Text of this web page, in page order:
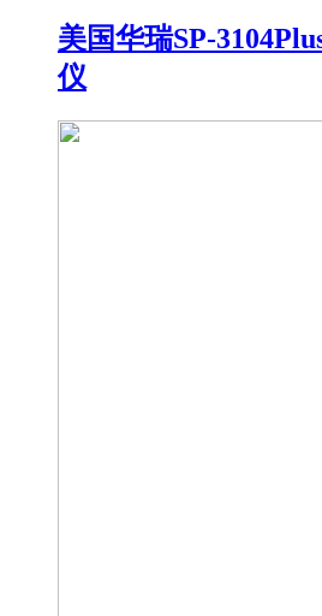
美国华瑞SP-
仪